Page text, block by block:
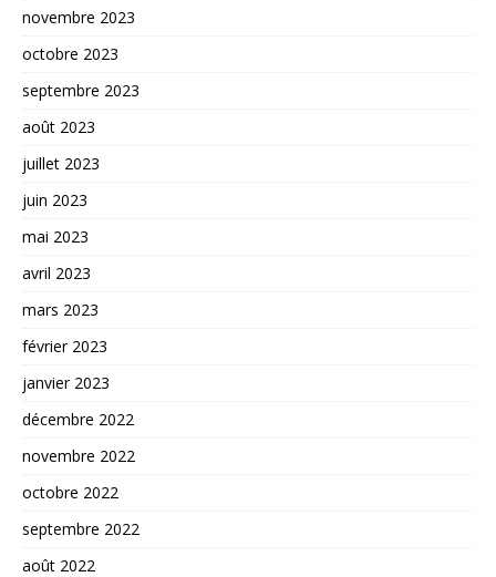
novembre 2023
octobre 2023
septembre 2023
août 2023
juillet 2023
juin 2023
mai 2023
avril 2023
mars 2023
février 2023
janvier 2023
décembre 2022
novembre 2022
octobre 2022
septembre 2022
août 2022